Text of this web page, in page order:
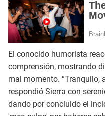
El conocido humorista
comprensión, mostrando
mal momento. “Tranquilo,
respondió Sierra con
dando por concluido el